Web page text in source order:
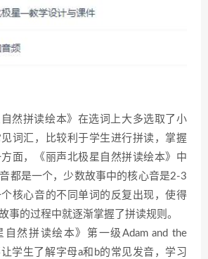
自然拼读绘本》在选词上大多选取了小
词汇，比较利于学生进行拼读，掌握
面，《丽声北极星自然拼读绘本》中
都是一个，少数故事中的核心音是2-3
核心音的不同单词的反复出现，使得
事的过程中就逐渐掌握了拼读规则。
自然拼读绘本》第一级Adam and the
学生了解字母a和b的常见发音，学习